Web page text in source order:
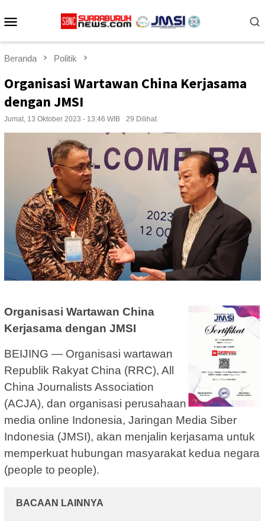
ke
Beranda Politik
Organisasi Wartawan China Kerjasama
dengan JMSI
Jumat, 13 Oktober 2023 - 13:46 WIB 29 Dilihat
Organisasi Wartawan China
Kerjasama dengan JMSI
BEIJING — Organisasi wartawan
Republik Rakyat China (RRC), All
China Journalists Association
(ACJA), dan organisasi perusahaan
media online Indonesia, Jaringan Media Siber
Indonesia (JMSI), akan menjalin kerjasama untuk
memperkuat hubungan masyarakat kedua negara
(people to people).
BACAAN LAINNYA